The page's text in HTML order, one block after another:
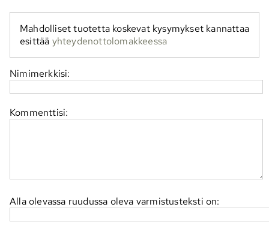
Mahdolliset tuotetta koskevat kysymykset kannattaa
esittää yhteydenottolomakkeessa
Nimimerkkisi:
Kommenttisi:
Alla olevassa ruudussa oleva varmistusteksti on: